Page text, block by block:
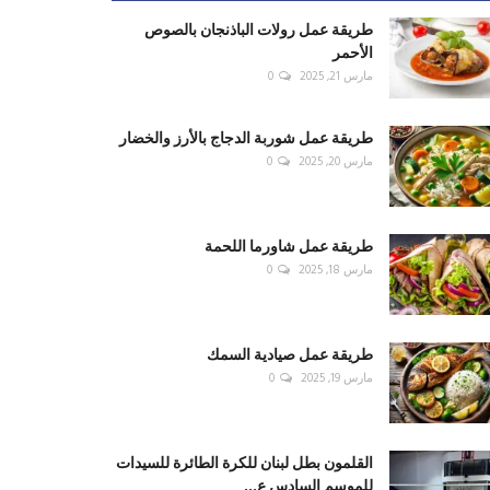
طريقة عمل رولات الباذنجان بالصوص
الأحمر
مارس 21, 2025 0
طريقة عمل شوربة الدجاج بالأرز والخضار
مارس 20, 2025 0
طريقة عمل شاورما اللحمة
مارس 18, 2025 0
طريقة عمل صيادية السمك
مارس 19, 2025 0
القلمون بطل لبنان للكرة الطائرة للسيدات
للموسم السادس ع...